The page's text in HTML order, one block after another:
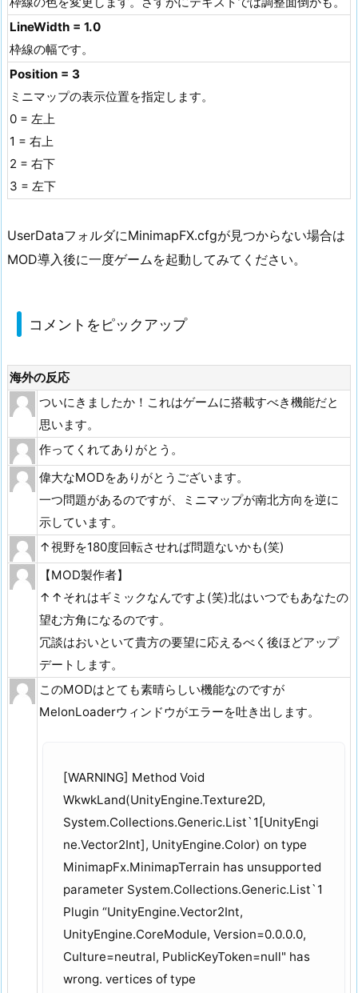
LineWidth = 1.0
枠線の幅です。
Position = 3
ミニマップの表示位置を指定します。
0 = 左上
1 = 右上
2 = 右下
3 = 左下
UserDataフォルダにMinimapFX.cfgが見つからない場合は
MOD導入後に一度ゲームを起動してみてください。
コメントをピックアップ
海外の反応
ついにきましたか！これはゲームに搭載すべき機能だと
思います。
作ってくれてありがとう。
偉大なMODをありがとうございます。
一つ問題があるのですが、ミニマップが南北方向を逆に
示しています。
↑視野を180度回転させれば問題ないかも(笑)
【MOD製作者】
↑↑それはギミックなんですよ(笑)北はいつでもあなたの
望む方角になるのです。
冗談はおいといて貴方の要望に応えるべく後ほどアップ
デートします。
このMODはとても素晴らしい機能なのですが
MelonLoaderウィンドウがエラーを吐き出します。
[WARNING] Method Void
WkwkLand(UnityEngine.Texture2D,
System.Collections.Generic.List`1[UnityEngi
ne.Vector2Int], UnityEngine.Color) on type
MinimapFx.MinimapTerrain has unsupported
parameter System.Collections.Generic.List`1
Plugin “UnityEngine.Vector2Int,
UnityEngine.CoreModule, Version=0.0.0.0,
Culture=neutral, PublicKeyToken=null" has
wrong. vertices of type